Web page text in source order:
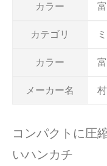
カラー
カテゴリ
カラー
メーカー名
コンパクトに圧
いハンカチ